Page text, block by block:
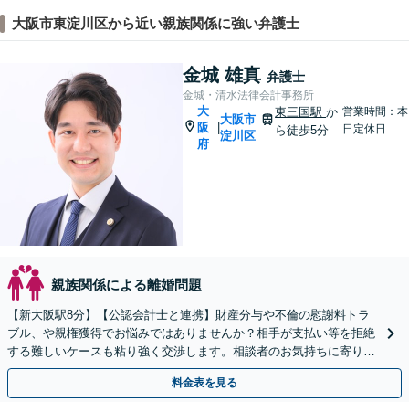
大阪市東淀川区から近い親族関係に強い弁護士
金城 雄真 弁護士
金城・清水法律会計事務所
大
阪
府
|
大阪市
淀川区
東三国駅か
ら徒歩5分
営業時間：本
日定休日
親族関係による離婚問題
【新大阪駅8分】【公認会計士と連携】財産分与や不倫の慰謝料トラ
ブル、や親権獲得でお悩みではありませんか？相手が支払い等を拒絶
する難しいケースも粘り強く交渉します。相談者のお気持ちに寄り添
い、最後まで徹底サポート！【完全個室・子連れ可】
料金表を見る